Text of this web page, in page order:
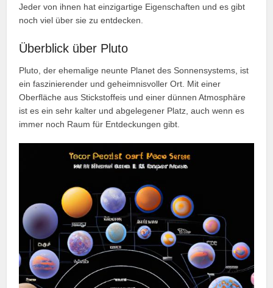
Jeder von ihnen hat einzigartige Eigenschaften und es gibt
noch viel über sie zu entdecken.
Überblick über Pluto
Pluto, der ehemalige neunte Planet des Sonnensystems, ist
ein faszinierender und geheimnisvoller Ort. Mit einer
Oberfläche aus Stickstoffeis und einer dünnen Atmosphäre
ist es ein sehr kalter und abgelegener Platz, auch wenn es
immer noch Raum für Entdeckungen gibt.